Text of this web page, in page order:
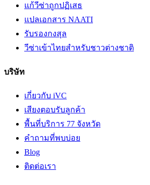
แก้วีซ่าถูกปฏิเสธ
แปลเอกสาร NAATI
รับรองกงสุล
วีซ่าเข้าไทยสำหรับชาวต่างชาติ
บริษัท
เกี่ยวกับ iVC
เสียงตอบรับลูกค้า
พื้นที่บริการ 77 จังหวัด
คำถามที่พบบ่อย
Blog
ติดต่อเรา